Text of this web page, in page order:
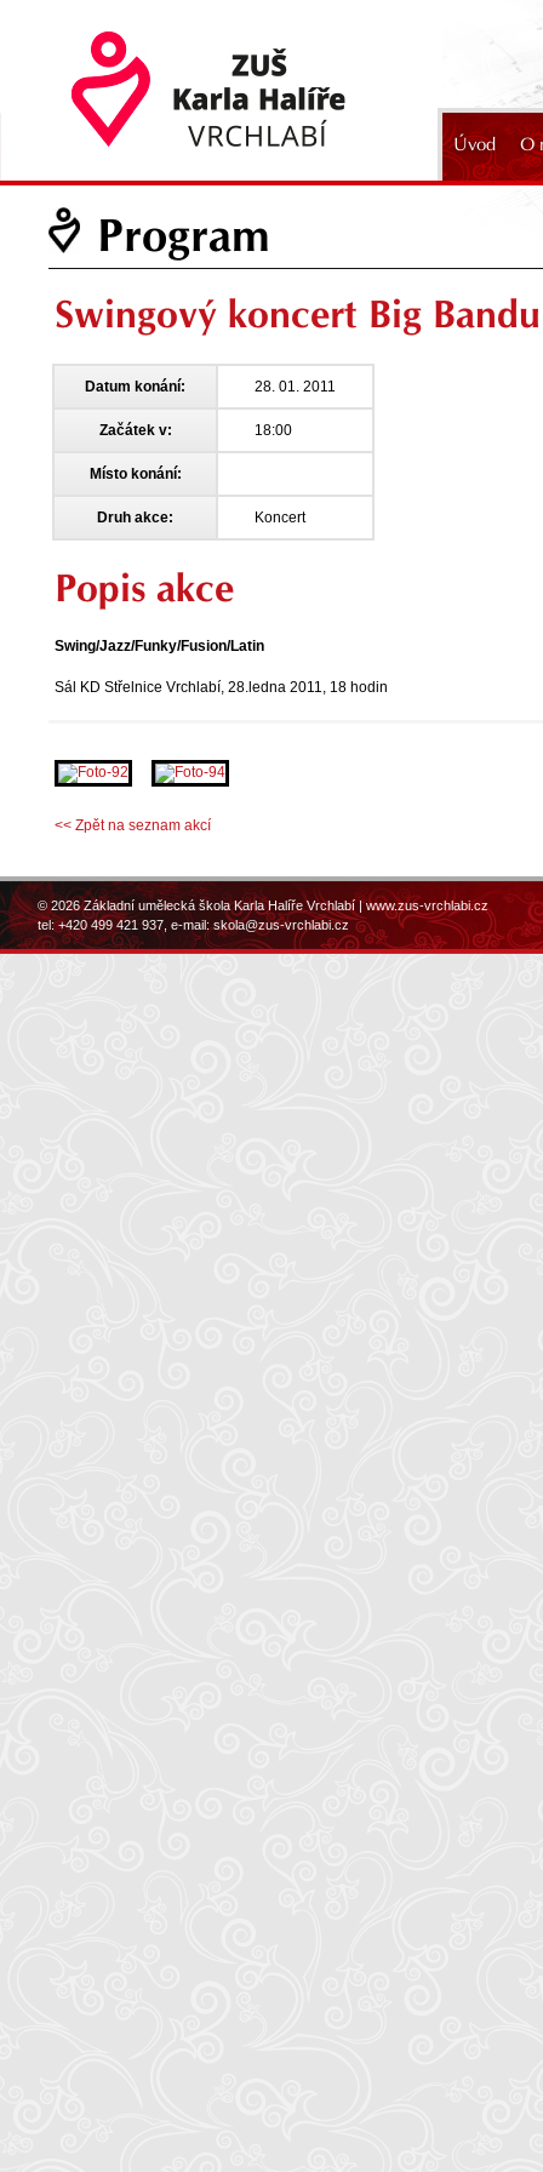
Úvod O
Program
Swingový koncert Big Bandu
Datum konání: 28. 01. 2011
Začátek v: 18:00
Místo konání:
Druh akce: Koncert
Popis akce
Swing/Jazz/Funky/Fusion/Latin
Sál KD Střelnice Vrchlabí, 28.ledna 2011, 18 hodin
<< Zpět na seznam akcí
© 2026 Základní umělecká škola Karla Halíře Vrchlabí |www.zus-vrchlabi.cz
tel: +420 499 421 937, e-mail:skola@zus-vrchlabi.cz